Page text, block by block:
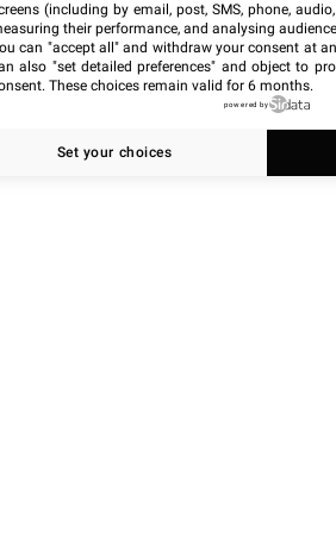
(including by email, post, SMS, phone,
their performance, and analysing
can "accept all" and withdraw your consent at
also "set detailed preferences" and object to
These choices remain valid for 6 months.
powered by
Set your choices